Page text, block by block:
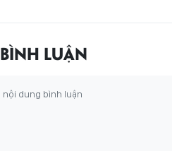
BÌNH LUẬN